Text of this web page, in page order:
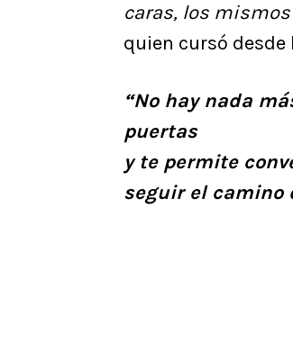
caras, los
quien cursó
“No hay nada
puertas
y te permite
seguir el camino